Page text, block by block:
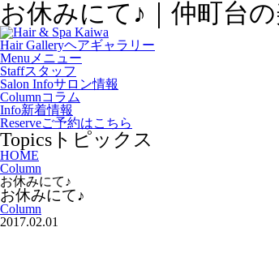
お休みにて♪｜仲町台の
Hair Galleryヘアギャラリー
Menu メニュー
Staffスタッフ
Salon Infoサロン情報
Columnコラム
Info新着情報
Reserveご予約はこちら
Topics トピックス
HOME
Column
お休みにて♪
お休みにて♪
Column
2017.02.01